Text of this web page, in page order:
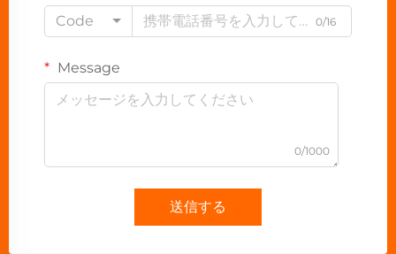
Code
0/16
Message
0/1000
送信する